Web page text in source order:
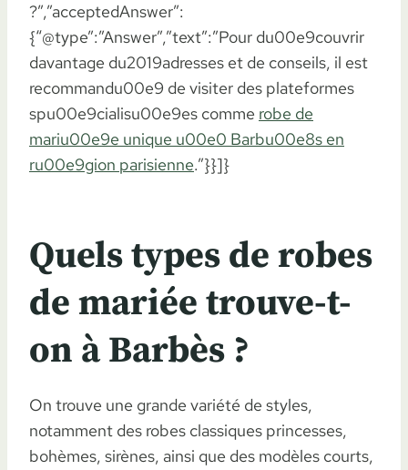
?”,”acceptedAnswer”:
{“@type”:”Answer”,”text”:”Pour du00e9couvrir
davantage du2019adresses et de conseils, il est
recommandu00e9 de visiter des plateformes
spu00e9cialisu00e9es comme robe de
mariu00e9e unique u00e0 Barbu00e8s en
ru00e9gion parisienne.”}}]}
Quels types de robes
de mariée trouve-t-
on à Barbès ?
On trouve une grande variété de styles,
notamment des robes classiques princesses,
bohèmes, sirènes, ainsi que des modèles courts,